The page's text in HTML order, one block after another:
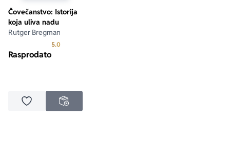
Čovečanstvo: Istorija
koja uliva nadu
Rutger Bregman
5.0
Rasprodato
Dodaj u omiljeneNEDOSTUPNO